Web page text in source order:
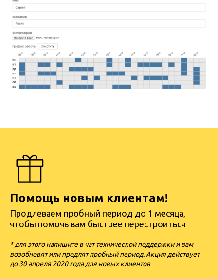
Помощь новым клиентам!
Продлеваем пробный период до 1 месяца,
чтобы помочь вам быстрее перестроиться
* для этого напишите в чат технической поддержки и вам
возобновят или продлят пробный период. Акция действует
до 30 апреля 2020 года для новых клиентов